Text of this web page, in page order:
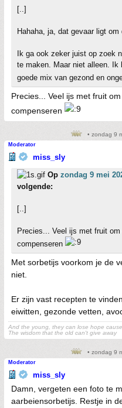
[..]
Hahaha, ja, dat gevaar ligt om
Ik ga ook zeker juist op zoek
te maken. Maar niet alleen. Ik
goede mix van gezond en
Precies... Veel ijs met fruit
compenseren
• zondag 9
Moderator
miss_sly
Op zondag 9 mei
volgende:
[..]
Precies... Veel ijs met fruit
compenseren
Met sorbetijs voorkom je de
niet.
Er zijn vast recepten te
eiwitten, gezonde vetten,
And the young, they can lose hope
The wisdom that the old can't give away
• zondag 9
Moderator
miss_sly
Damn, vergeten een foto te
aarbeiensorbetijs. Restje in